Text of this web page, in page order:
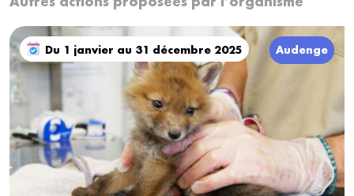
Du 1 janvier au 31 décembre 2025 Audenge